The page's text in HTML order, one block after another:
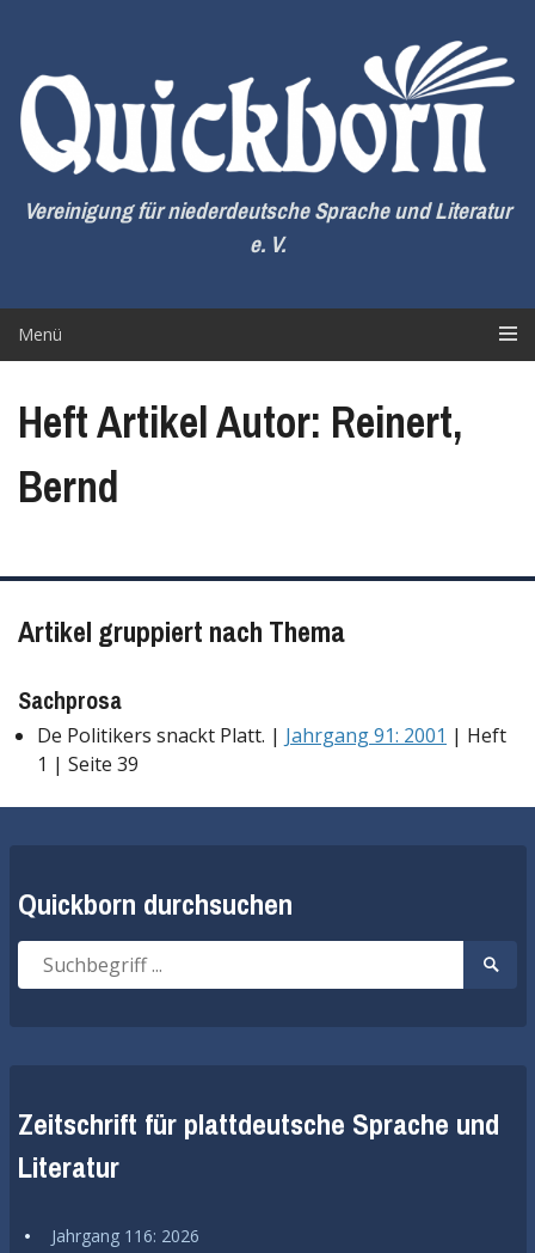
springen
Vereinigung für niederdeutsche Sprache und Literatur
e. V.
Menü
Heft Artikel Autor: Reinert,
Bernd
Artikel gruppiert nach Thema
Sachprosa
De Politikers snackt Platt. | Jahrgang 91: 2001 | Heft
1 | Seite 39
Quickborn durchsuchen
Suche
nach:
Suche
Zeitschrift für plattdeutsche Sprache und
Literatur
Jahrgang 116: 2026